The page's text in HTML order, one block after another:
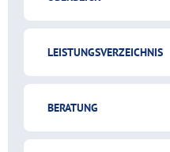
LEISTUNGSVERZEICHNIS
BERATUNG